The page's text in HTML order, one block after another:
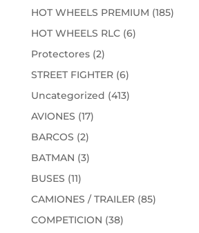
productos
HOT WHEELS PREMIUM 185185
HOT WHEELS RLC 66
Protectores 22
productos
STREET FIGHTER 66
productos
Uncategorized 413413
AVIONES 1717
BARCOS 22
productos
BATMAN 33
BUSES 1111
productos
CAMIONES / TRAILER 8585
COMPETICION 3838